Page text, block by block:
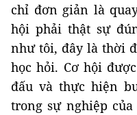
chỉ đơn giản là
hội phải thật sự
như tôi, đây là thời
học hỏi. Cơ hội
đấu và thực hiện
trong sự nghiệp